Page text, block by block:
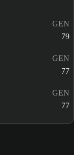
GEN
79
GEN
77
GEN
77